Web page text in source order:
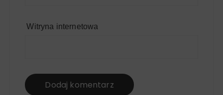
Witryna internetowa